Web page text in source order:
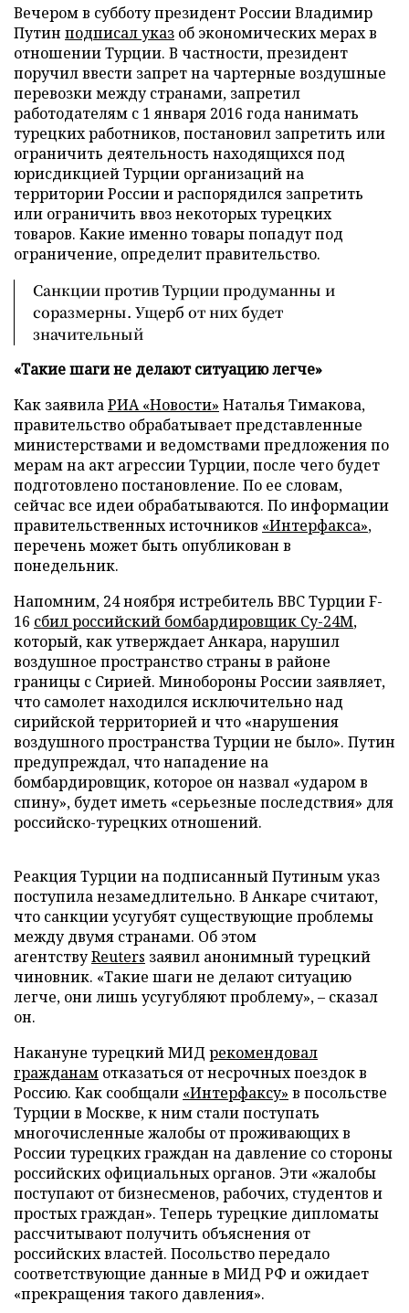
Вечером в субботу президент России Владимир
Путин подписал указ об экономических мерах в
отношении Турции. В частности, президент
поручил ввести запрет на чартерные воздушные
перевозки между странами, запретил
работодателям с 1 января 2016 года нанимать
турецких работников, постановил запретить или
ограничить деятельность находящихся под
юрисдикцией Турции организаций на
территории России и распорядился запретить
или ограничить ввоз некоторых турецких
товаров. Какие именно товары попадут под
ограничение, определит правительство.
Санкции против Турции продуманны и
соразмерны. Ущерб от них будет
значительный
«Такие шаги не делают ситуацию легче»
Как заявилаРИА «Новости» Наталья Тимакова,
правительство обрабатывает представленные
министерствами и ведомствами предложения по
мерам на акт агрессии Турции, после чего будет
подготовлено постановление. По ее словам,
сейчас все идеи обрабатываются. По информации
правительственных источников «Интерфакса»,
перечень может быть опубликован в
понедельник.
Напомним, 24 ноября истребитель ВВС Турции F-
16 сбил российский бомбардировщик Су-24М,
который, как утверждает Анкара, нарушил
воздушное пространство страны в районе
границы с Сирией. Минобороны России заявляет,
что самолет находился исключительно над
сирийской территорией и что «нарушения
воздушного пространства Турции не было». Путин
предупреждал, что нападение на
бомбардировщик, которое он назвал «ударом в
спину», будет иметь «серьезные последствия» для
российско-турецких отношений.
Реакция Турции на подписанный Путиным указ
поступила незамедлительно. В Анкаре считают,
что санкции усугубят существующие проблемы
между двумя странами. Об этом
агентствуReuters заявил анонимный турецкий
чиновник. «Такие шаги не делают ситуацию
легче, они лишь усугубляют проблему», – сказал
он.
Накануне турецкий МИД рекомендовал
гражданам отказаться от несрочных поездок в
Россию. Как сообщали «Интерфаксу» в посольстве
Турции в Москве, к ним стали поступать
многочисленные жалобы от проживающих в
России турецких граждан на давление со стороны
российских официальных органов. Эти «жалобы
поступают от бизнесменов, рабочих, студентов и
простых граждан». Теперь турецкие дипломаты
рассчитывают получить объяснения от
российских властей. Посольство передало
соответствующие данные в МИД РФ и ожидает
«прекращения такого давления».